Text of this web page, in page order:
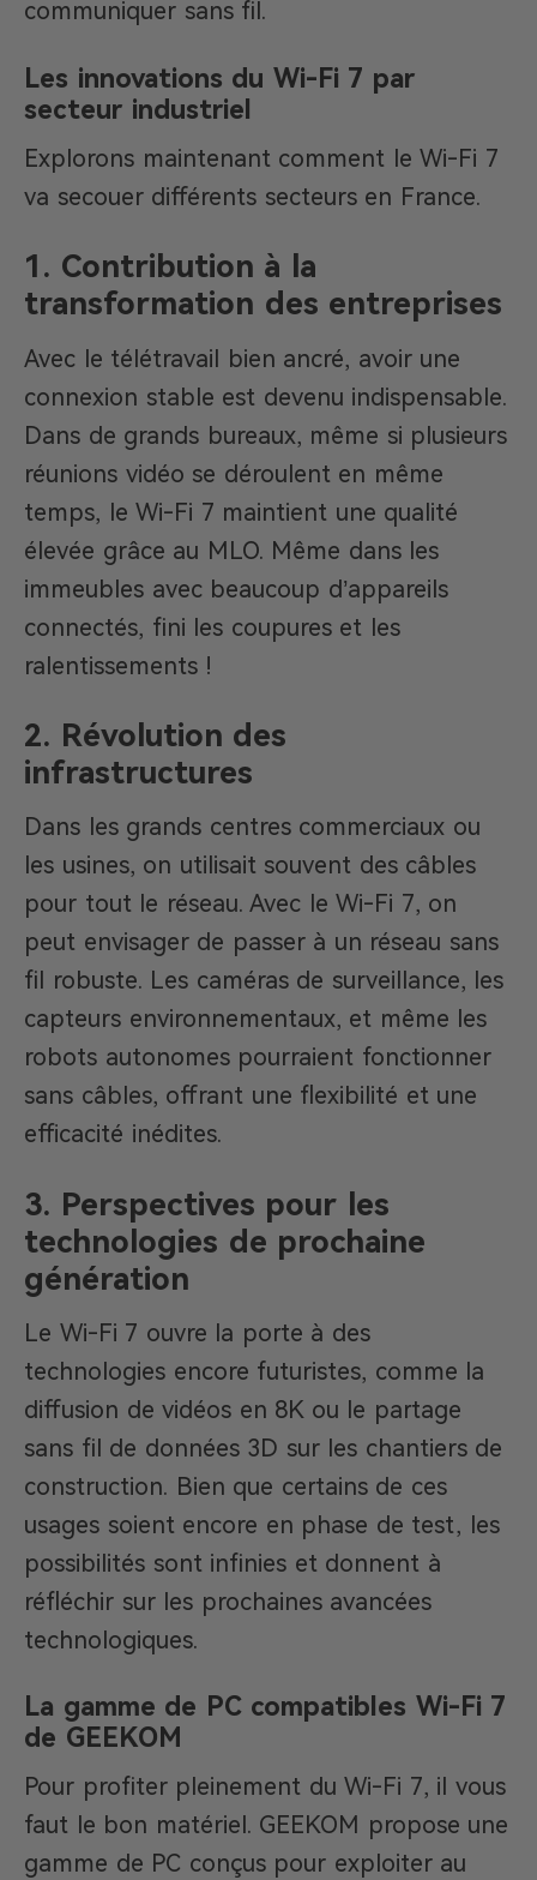
communiquer sans fil.
Les innovations du Wi-Fi 7 par
secteur industriel
Explorons maintenant comment le Wi-Fi 7
va secouer différents secteurs en France.
1. Contribution à la
transformation des entreprises
Avec le télétravail bien ancré, avoir une
connexion stable est devenu indispensable.
Dans de grands bureaux, même si plusieurs
réunions vidéo se déroulent en même
temps, le Wi-Fi 7 maintient une qualité
élevée grâce au MLO. Même dans les
immeubles avec beaucoup d’appareils
connectés, fini les coupures et les
ralentissements !
2. Révolution des
infrastructures
Dans les grands centres commerciaux ou
les usines, on utilisait souvent des câbles
pour tout le réseau. Avec le Wi-Fi 7, on
peut envisager de passer à un réseau sans
fil robuste. Les caméras de surveillance, les
capteurs environnementaux, et même les
robots autonomes pourraient fonctionner
sans câbles, offrant une flexibilité et une
efficacité inédites.
3. Perspectives pour les
technologies de prochaine
génération
Le Wi-Fi 7 ouvre la porte à des
technologies encore futuristes, comme la
diffusion de vidéos en 8K ou le partage
sans fil de données 3D sur les chantiers de
construction. Bien que certains de ces
usages soient encore en phase de test, les
possibilités sont infinies et donnent à
réfléchir sur les prochaines avancées
technologiques.
La gamme de PC compatibles Wi-Fi 7
de GEEKOM
Pour profiter pleinement du Wi-Fi 7, il vous
faut le bon matériel. GEEKOM propose une
gamme de PC conçus pour exploiter au